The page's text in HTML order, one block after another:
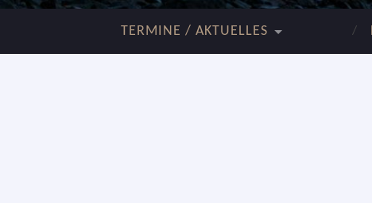
TERMINE / AKTUELLES